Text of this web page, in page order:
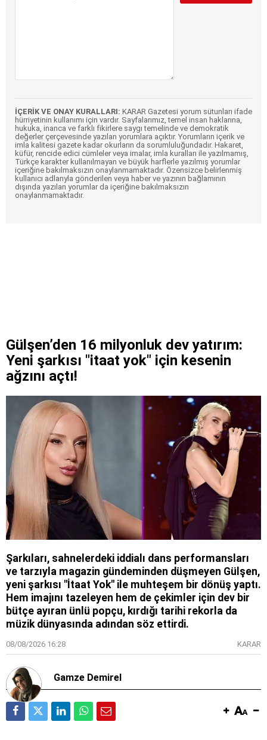
İÇERİK VE ONAY KURALLARI: KARAR Gazetesi yorum sütunları ifade
hürriyetinin kullanımı için vardır. Sayfalarımız, temel insan haklarına,
hukuka, inanca ve farklı fikirlere saygı temelinde ve demokratik
değerler çerçevesinde yazılan yorumlara açıktır. Yorumların içerik ve
imla kalitesi gazete kadar okurların da sorumluluğundadır. Hakaret,
küfür, rencide edici cümleler veya imalar, imla kuralları ile yazılmamış,
Türkçe karakter kullanılmayan ve büyük harflerle yazılmış yorumlar
içeriğine bakılmaksızın onaylanmamaktadır. Özensizce belirlenmiş
kullanıcı adlarıyla gönderilen veya haber ve yazının bağlamının
dışında yazılan yorumlar da içeriğine bakılmaksızın
onaylanmamaktadır.
Gülşen’den 16 milyonluk dev yatırım:
Yeni şarkısı "itaat yok" için kesenin
ağzını açtı!
Şarkıları, sahnelerdeki iddialı dans performansları
ve tarzıyla magazin gündeminden düşmeyen Gülşen,
yeni şarkısı "İtaat Yok" ile muhteşem bir dönüş yaptı.
Hem imajını tazeleyen hem de çekimler için dev bir
bütçe ayıran ünlü popçu, kırdığı tarihi rekorla da
müzik dünyasında adından söz ettirdi.
08/08/2026 16:28 KARAR
Gamze Demirel